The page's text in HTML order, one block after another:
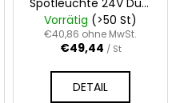
White D90 12W
Vorrätig (>50 St)
€40,86 ohne MwSt.
€49,44 / St
DETAIL